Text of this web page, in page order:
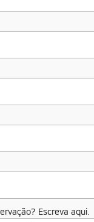
Escreva aqui.